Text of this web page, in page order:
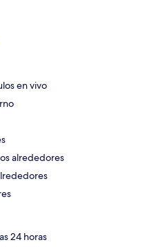
en vivo
alrededores
24 horas